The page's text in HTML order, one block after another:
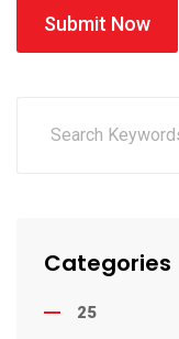
Submit Now
Categories
25